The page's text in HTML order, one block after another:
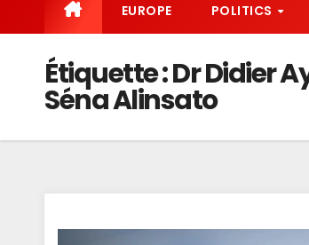
EUROPE POLITICS
Étiquette :Dr Didier
Séna Alinsato